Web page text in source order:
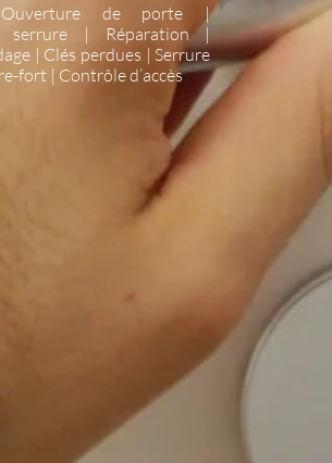
de porte |
serrure | Réparation |
| Clés perdues | Serrure
fort | Contrôle d’accès